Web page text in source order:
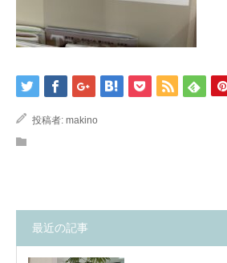
投稿者: makino
最近の記事